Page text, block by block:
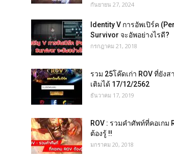
กันยายน 27, 2024
Identity V การอัพเปิร์ค
Survivor จะอัพอย่างไรดี?
กรกฎาคม 21, 2018
รวม 25โค๊ดเก่า ROV ที่ยังส
เติมได้ 17/12/2562
ธันวาคม 17, 2019
ROV : รวมคำศัพท์ที่คอเกม
ต้องรู้ !!
มกราคม 20, 2018